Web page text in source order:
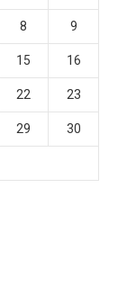
8 9
15 16
22 23
29 30